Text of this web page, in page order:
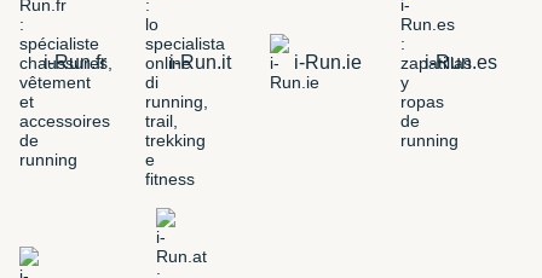
i-Run.fr i-Run.it i-Run.ie i-Run.es